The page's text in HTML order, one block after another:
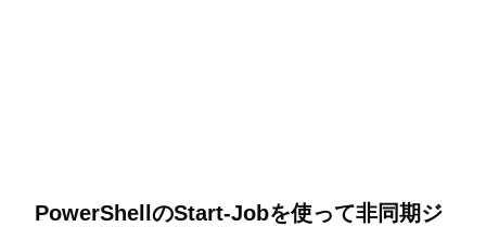
PowerShellのStart-Jobを使って非同期ジ